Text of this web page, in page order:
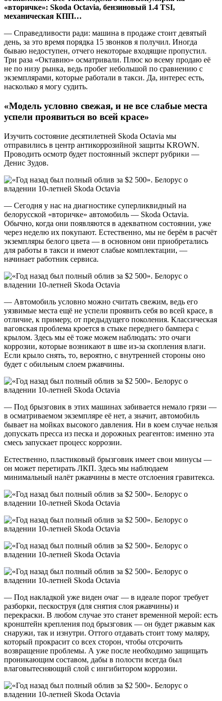
«вторичке»: Skoda Octavia, бензиновый 1.4 TSI,
механическая КПП…
— Справедливости ради: машина в продаже стоит девятый
день, за это время порядка 15 звонков я получил. Иногда
бываю недоступен, отчего некоторые входящие пропустил.
Три раза «Октавию» осматривали. Плюс ко всему продаю её
не по низу рынка, ведь пробег небольшой по сравнению с
экземплярами, которые работали в такси. Да, интерес есть,
насколько я могу судить.
«Модель условно свежая, и не все слабые места
успели проявиться во всей красе»
Изучить состояние десятилетней Skoda Octavia мы
отправились в центр антикоррозийной защиты KROWN.
Проводить осмотр будет постоянный эксперт рубрики —
Денис Зудов.
— Сегодня у нас на диагностике суперликвидный на
белорусской «вторичке» автомобиль — Skoda Octavia.
Обычно, когда они появляются в адекватном состоянии, уже
через неделю их покупают. Естественно, мы не берём в расчёт
экземпляры белого цвета — в основном они приобретались
для работы в такси и имеют слабые комплектации, —
начинает работник сервиса.
— Автомобиль условно можно считать свежим, ведь его
уязвимые места ещё не успели проявить себя во всей красе, в
отличие, к примеру, от предыдущего поколения. Классическая
ваговская проблема кроется в стыке переднего бампера с
крылом. Здесь мы её тоже можем наблюдать: это очаги
коррозии, которые возникают в шве из-за скопления влаги.
Если крыло снять, то, вероятно, с внутренней стороны оно
будет с обильным слоем ржавчины.
— Под брызговик в этих машинах забивается немало грязи —
в осматриваемом экземпляре её нет, а значит, автомобиль
бывает на мойках высокого давления. Ни в коем случае нельзя
допускать пресса из песка и дорожных реагентов: именно эта
смесь запускает процесс коррозии.
Естественно, пластиковый брызговик имеет свои минусы —
он может перетирать ЛКП. Здесь мы наблюдаем
минимальный налёт ржавчины в месте отслоения гравитекса.
— Под накладкой уже виден очаг — в идеале порог требует
разборки, пескоструя (для снятия слоя ржавчины) и
перекраски. В любом случае это станет временной мерой: есть
кронштейн крепления под брызговик — он будет ржавым как
снаружи, так и изнутри. Оттого отдавать стоит тому маляру,
который прокрасит со всех сторон, чтобы отсрочить
возвращение проблемы. А уже после необходимо защищать
проникающим составом, дабы в полости всегда был
влаговытесняющий слой с ингибитором коррозии.